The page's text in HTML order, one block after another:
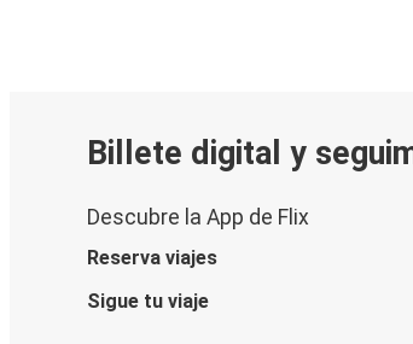
Billete digital y
Descubre la App de Flix
Reserva viajes
Sigue tu viaje